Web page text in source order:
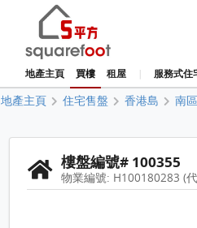
地產主頁 買樓 租屋 | 服務式住
地產主頁 住宅售盤 香港島 南區
樓盤編號# 100355
物業編號: H100180283 (
深灣軒 售盤 1 房 , 1 浴室